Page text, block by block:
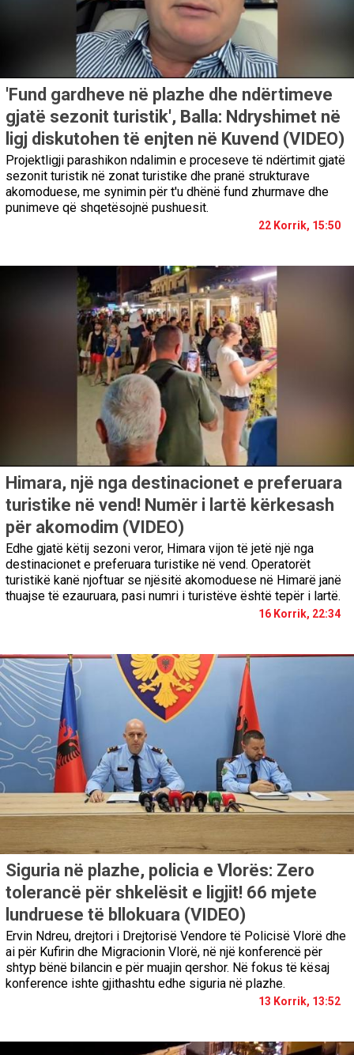
'Fund gardheve në plazhe dhe ndërtimeve
gjatë sezonit turistik', Balla: Ndryshimet në
ligj diskutohen të enjten në Kuvend (VIDEO)
Projektligji parashikon ndalimin e proceseve të ndërtimit gjatë
sezonit turistik në zonat turistike dhe pranë strukturave
akomoduese, me synimin për t'u dhënë fund zhurmave dhe
punimeve që shqetësojnë pushuesit.
22 Korrik, 15:50
Himara, një nga destinacionet e preferuara
turistike në vend! Numër i lartë kërkesash
për akomodim (VIDEO)
Edhe gjatë këtij sezoni veror, Himara vijon të jetë një nga
destinacionet e preferuara turistike në vend. Operatorët
turistikë kanë njoftuar se njësitë akomoduese në Himarë janë
thuajse të ezauruara, pasi numri i turistëve është tepër i lartë.
16 Korrik, 22:34
Siguria në plazhe, policia e Vlorës: Zero
tolerancë për shkelësit e ligjit! 66 mjete
lundruese të bllokuara (VIDEO)
Ervin Ndreu, drejtori i Drejtorisë Vendore të Policisë Vlorë dhe
ai për Kufirin dhe Migracionin Vlorë, në një konferencë për
shtyp bënë bilancin e për muajin qershor. Në fokus të kësaj
konference ishte gjithashtu edhe siguria në plazhe.
13 Korrik, 13:52